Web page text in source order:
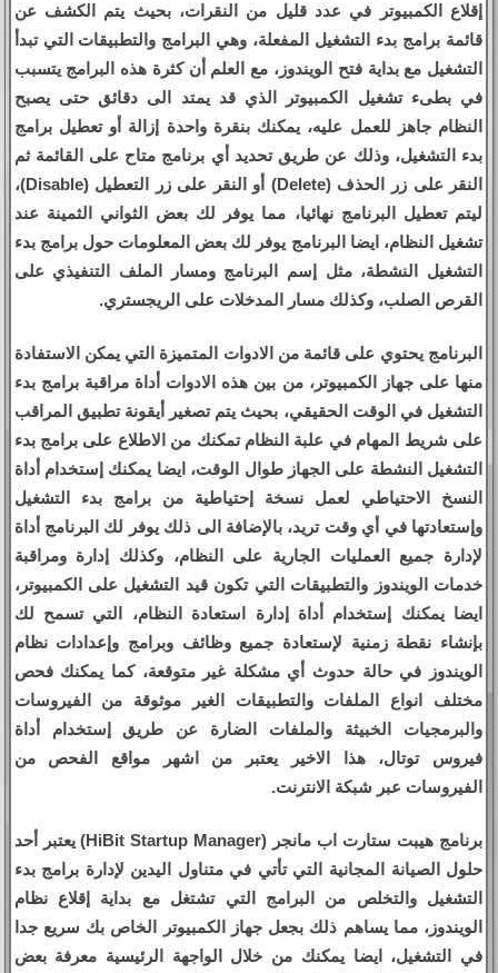
إقلاع الكمبيوتر في عدد قليل من النقرات، بحيث يتم الكشف عن
قائمة برامج بدء التشغيل المفعلة، وهي البرامج والتطبيقات التي تبدأ
التشغيل مع بداية فتح الويندوز، مع العلم أن كثرة هذه البرامج يتسبب
في بطىء تشغيل الكمبيوتر الذي قد يمتد الى دقائق حتى يصبح
النظام جاهز للعمل عليه، يمكنك بنقرة واحدة إزالة أو تعطيل برامج
بدء التشغيل، وذلك عن طريق تحديد أي برنامج متاح على القائمة ثم
النقر على زر الحذف (Delete) أو النقر على زر التعطيل (Disable)،
ليتم تعطيل البرنامج نهائيا، مما يوفر لك بعض الثواني الثمينة عند
تشغيل النظام، ايضا البرنامج يوفر لك بعض المعلومات حول برامج بدء
التشغيل النشطة، مثل إسم البرنامج ومسار الملف التنفيذي على
القرص الصلب، وكذلك مسار المدخلات على الريجستري.
البرنامج يحتوي على قائمة من الادوات المتميزة التي يمكن الاستفادة
منها على جهاز الكمبيوتر، من بين هذه الادوات أداة مراقبة برامج بدء
التشغيل في الوقت الحقيقي، بحيث يتم تصغير أيقونة تطبيق المراقب
على شريط المهام في علبة النظام تمكنك من الاطلاع على برامج بدء
التشغيل النشطة على الجهاز طوال الوقت، ايضا يمكنك إستخدام أداة
النسخ الاحتياطي لعمل نسخة إحتياطية من برامج بدء التشغيل
وإستعادتها في أي وقت تريد، بالإضافة الى ذلك يوفر لك البرنامج أداة
لإدارة جميع العمليات الجارية على النظام، وكذلك إدارة ومراقبة
خدمات الويندوز والتطبيقات التي تكون قيد التشغيل على الكمبيوتر،
ايضا يمكنك إستخدام أداة إدارة استعادة النظام، التي تسمح لك
بإنشاء نقطة زمنية لإستعادة جميع وظائف وبرامج وإعدادات نظام
الويندوز في حالة حدوث أي مشكلة غير متوقعة، كما يمكنك فحص
مختلف انواع الملفات والتطبيقات الغير موثوقة من الفيروسات
والبرمجيات الخبيثة والملفات الضارة عن طريق إستخدام أداة
فيروس توتال، هذا الاخير يعتبر من اشهر مواقع الفحص من
الفيروسات عبر شبكة الانترنت.
برنامج هيبت ستارت اب مانجر (HiBit Startup Manager) يعتبر أحد
حلول الصيانة المجانية التي تأتي في متناول اليدين لإدارة برامج بدء
التشغيل والتخلص من البرامج التي تشتغل مع بداية إقلاع نظام
الويندوز، مما يساهم ذلك بجعل جهاز الكمبيوتر الخاص بك سريع جدا
في التشغيل، ايضا يمكنك من خلال الواجهة الرئيسية معرفة بعض